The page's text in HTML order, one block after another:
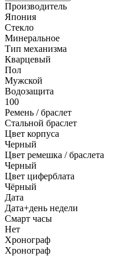
Производитель
Япония
Стекло
Минеральное
Тип механизма
Кварцевый
Пол
Мужской
Водозащита
100
Ремень / браслет
Стальной браслет
Цвет корпуса
Черный
Цвет ремешка / браслета
Черный
Цвет циферблата
Чёрный
Дата
Дата+день недели
Смарт часы
Нет
Хронограф
Хронограф